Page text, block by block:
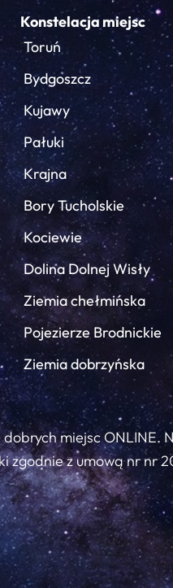
Konstelacja miejsc
Toruń
Bydgoszcz
Kujawy
Pałuki
Krajna
Bory Tucholskie
Kociewie
Dolina Dolnej Wisły
Ziemia chełmińska
Pojezierze Brodnickie
Ziemia dobrzyńska
miejsc ONLINE.
zgodnie z umową nr nr